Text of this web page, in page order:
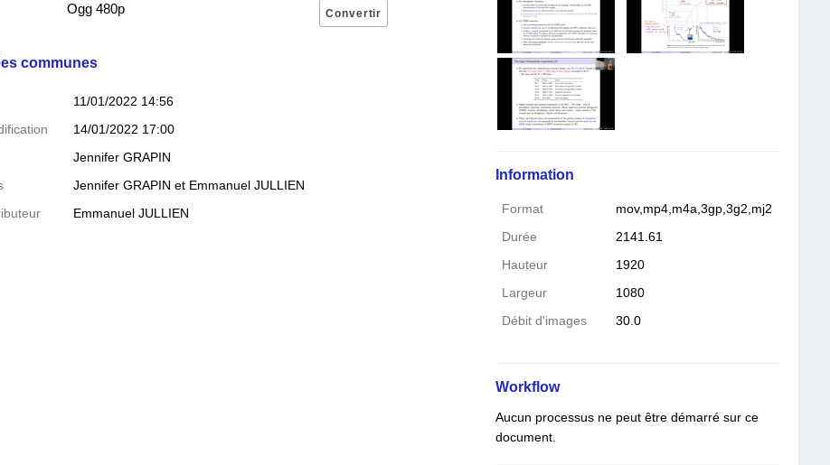
Ogg 480p
communes
11/01/2022 14:56
14/01/2022 17:00
Jennifer GRAPIN
Jennifer GRAPIN et Emmanuel JULLIEN
Emmanuel JULLIEN
Information
Format mov,mp4,m4a,3gp,3g2,mj2
Durée 2141.61
Hauteur 1920
Largeur 1080
Débit d'images 30.0
Workflow
Aucun processus ne peut être démarré sur ce
document.